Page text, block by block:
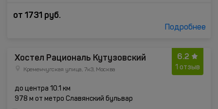
от 1731 руб.
Подробнее
6.2
1 отзыв
Хостел Рациональ Кутузовский
Кременчугская улица, 7к3, Москва
до центра 10.1 км
978 м от метро Славянский бульвар